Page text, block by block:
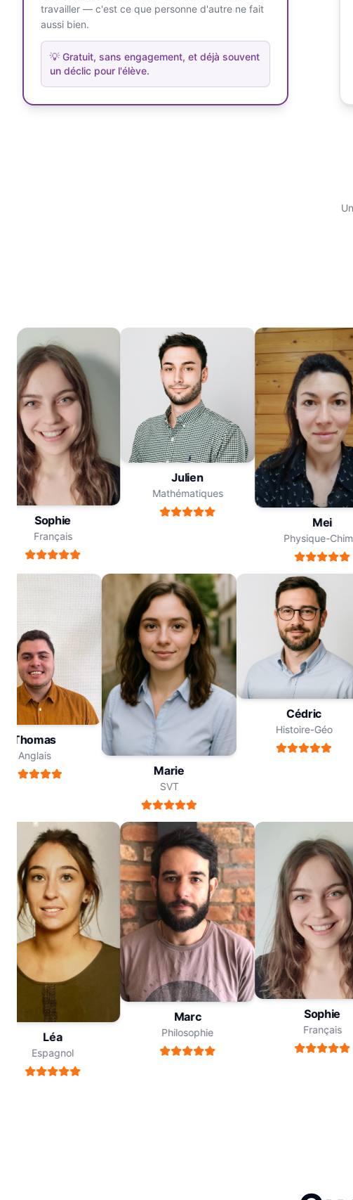
travailler — c'est ce que personne d'autre ne fait
aussi bien.
💡 Gratuit, sans engagement, et déjà souvent
un déclic pour l'élève.
Sophie
Français
Julien
Mathématiques
Mei
Physique-Chimie
Thomas
Anglais
Marie
SVT
Cédric
Histoire-Géo
Léa
Espagnol
Marc
Philosophie
Sophie
Français